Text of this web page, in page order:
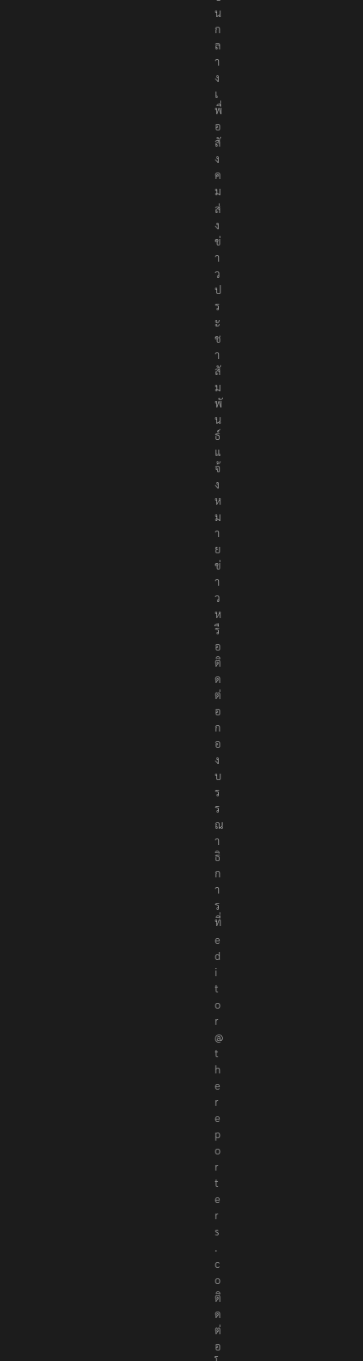
น
ก
ล
า
ง
เ
พื่
อ
สั
ง
ค
ม
ส่
ง
ข่
า
ว
ป
ร
ะ
ช
า
สั
ม
พั
น
ธ์
แ
จ้
ง
ห
ม
า
ย
ข่
า
ว
ห
รื
อ
ติ
ด
ต่
อ
ก
อ
ง
บ
ร
ร
ณ
า
ธิ
ก
า
ร
ที่
e
d
i
t
o
r
@
t
h
e
r
e
p
o
r
t
e
r
s
.
c
o
ติ
ด
ต่
อ